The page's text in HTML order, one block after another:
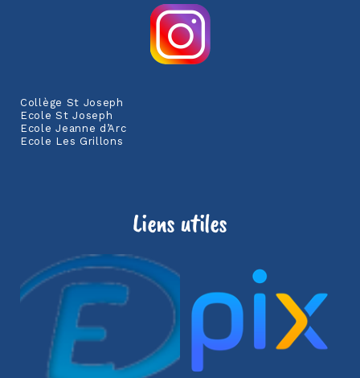
Collège St Joseph
Ecole St Joseph
Ecole Jeanne d’Arc
Ecole Les Grillons
Liens utiles